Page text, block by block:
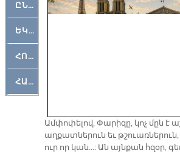
ԸՆԿԵՐԱՄՇԱԿՈՒԹԱՅԻՆ
ԵԿԵՂԵՑԱԿԱՆ
ՀՈԳԵՄՏԱՒՈՐ
ՀԱՐԹԱԿ
Ամփոփելով, Փարիզը, կոչ մըն է
աղքատներուն եւ
ուր որ կան…: Ան այնքան հզօր,